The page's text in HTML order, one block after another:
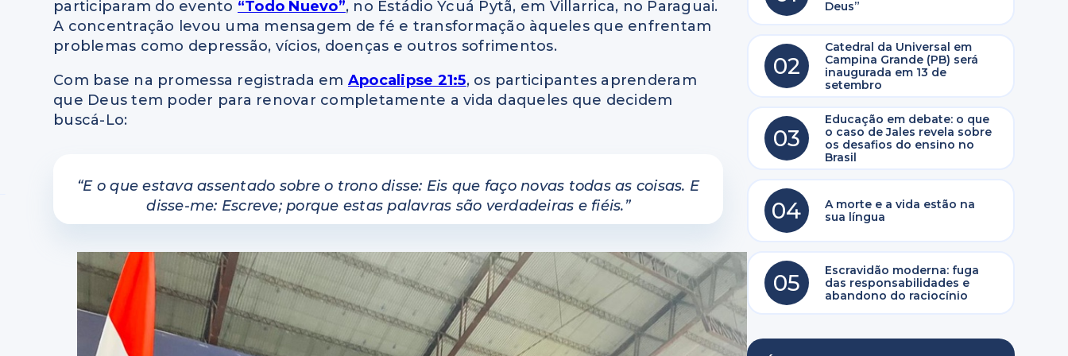
participaram do evento “Todo Nuevo”, no Estádio Ycuá Pytã, em Villarrica, no Paraguai.
A concentração levou uma mensagem de fé e transformação àqueles que enfrentam
problemas como depressão, vícios, doenças e outros sofrimentos.
Com base na promessa registrada em Apocalipse 21:5, os participantes aprenderam
que Deus tem poder para renovar completamente a vida daqueles que decidem
buscá-Lo:
“E o que estava assentado sobre o trono disse: Eis que faço novas todas as coisas. E
disse-me: Escreve; porque estas palavras são verdadeiras e fiéis.”
Deus”
02
Catedral da Universal em
Campina Grande (PB) será
inaugurada em 13 de
setembro
03
Educação em debate: o que
o caso de Jales revela sobre
os desafios do ensino no
Brasil
04
A morte e a vida estão na
sua língua
05
Escravidão moderna: fuga
das responsabilidades e
abandono do raciocínio